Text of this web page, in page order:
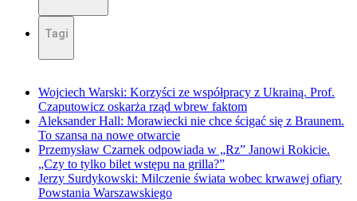
Tagi
Wojciech Warski: Korzyści ze współpracy z Ukrainą. Prof.
Czaputowicz oskarża rząd wbrew faktom
Aleksander Hall: Morawiecki nie chce ścigać się z Braunem.
To szansa na nowe otwarcie
Przemysław Czarnek odpowiada w „Rz” Janowi Rokicie.
„Czy to tylko bilet wstępu na grilla?”
Jerzy Surdykowski: Milczenie świata wobec krwawej ofiary
Powstania Warszawskiego